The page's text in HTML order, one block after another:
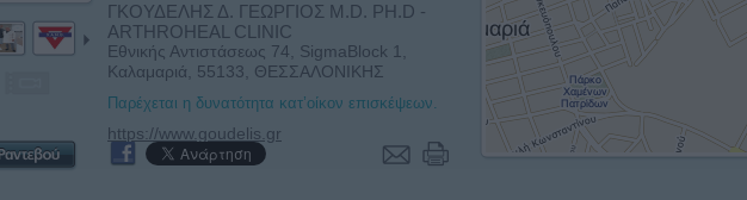
ΓΚΟΥΔΕΛΗΣ Δ. ΓΕΩΡΓΙΟΣ M.D. PH.D -
ARTHROHEAL CLINIC
Εθνικής Αντιστάσεως 74, SigmaBlock 1,
Καλαμαριά, 55133, ΘΕΣΣΑΛΟΝΙΚΗΣ
Παρέχεται η δυνατότητα κατ’οίκον επισκέψεων.